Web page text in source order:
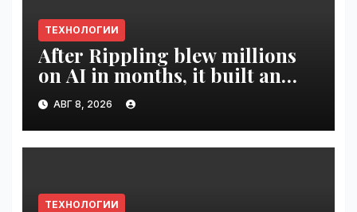
ТЕХНОЛОГИИ
After Rippling blew millions
on AI in months, it built an
employee ROI tool |
VseTime.ru
АВГ 8, 2026
ТЕХНОЛОГИИ